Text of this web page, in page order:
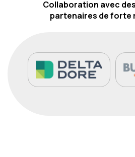
Collaboration avec
partenaires de forte